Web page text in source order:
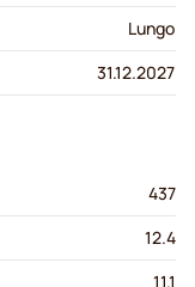
Lungo
31.12.2027
437
12.4
11.1